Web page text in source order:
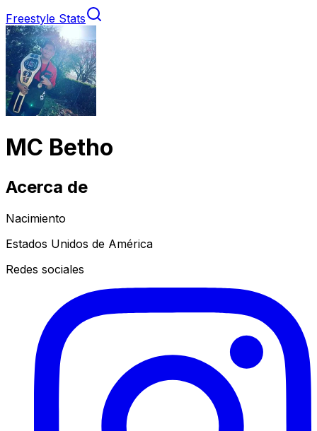
Freestyle Stats
MC Betho
Acerca de
Nacimiento
Estados Unidos de América
Redes sociales